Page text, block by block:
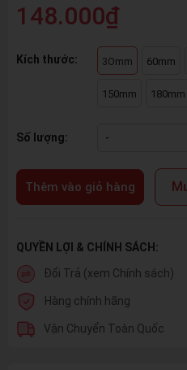
148.000₫
Kích thước: 3Omm 60mm
150mm 180mm
Số lượng: -
Thêm vào giỏ hàng
QUYỀN LỢI & CHÍNH SÁCH:
Đổi Trả (xem Chính sách)
Hàng chính hãng
Vận Chuyển Toàn Quốc